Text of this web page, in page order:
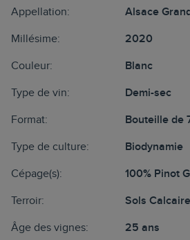
Appellation: Alsace
Millésime: 2020
Couleur: Blanc
Type de vin: Demi-sec
Format: Bouteille de
Type de culture: Biodynamie
Cépage(s): 100% Pinot
Terroir: Sols
Âge des vignes: 25 ans